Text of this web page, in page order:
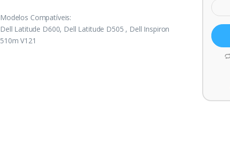
Modelos Compatíveis:
Dell Latitude D600, Dell Latitude D505 , Dell Inspiron
510m V121